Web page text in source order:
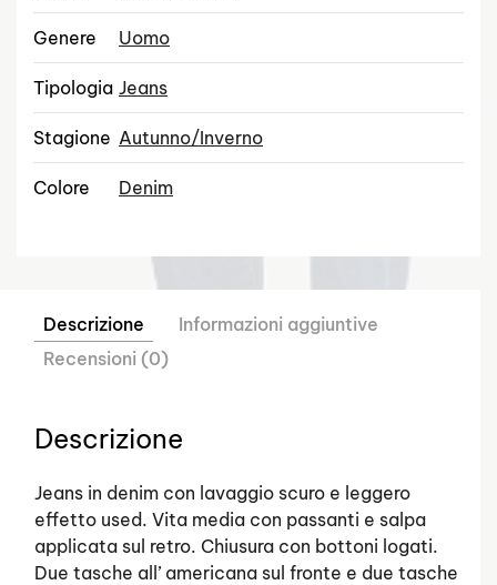
Genere Uomo
Tipologia Jeans
Stagione Autunno/Inverno
Colore Denim
Descrizione
Informazioni aggiuntive
Recensioni (0)
Descrizione
Jeans in denim con lavaggio scuro e leggero
effetto used. Vita media con passanti e salpa
applicata sul retro. Chiusura con bottoni logati.
Due tasche all’ americana sul fronte e due tasche